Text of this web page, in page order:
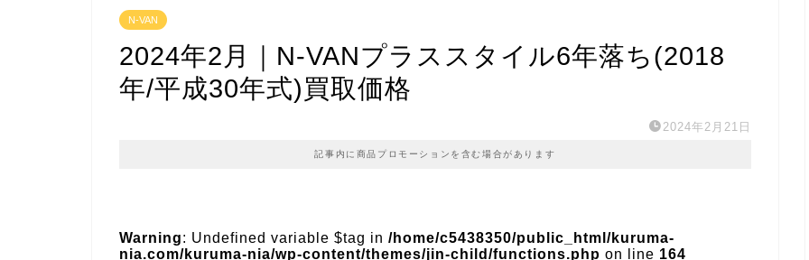
N-VAN
2024年2月｜N-VANプラススタイル6年落ち(2018
年/平成30年式)買取価格
2024年2月21日
記事内に商品プロモーションを含む場合があります
Warning: Undefined variable $tag in /home/c5438350/public_html/kuruma-
nia.com/kuruma-nia/wp-content/themes/jin-child/functions.php on line 164